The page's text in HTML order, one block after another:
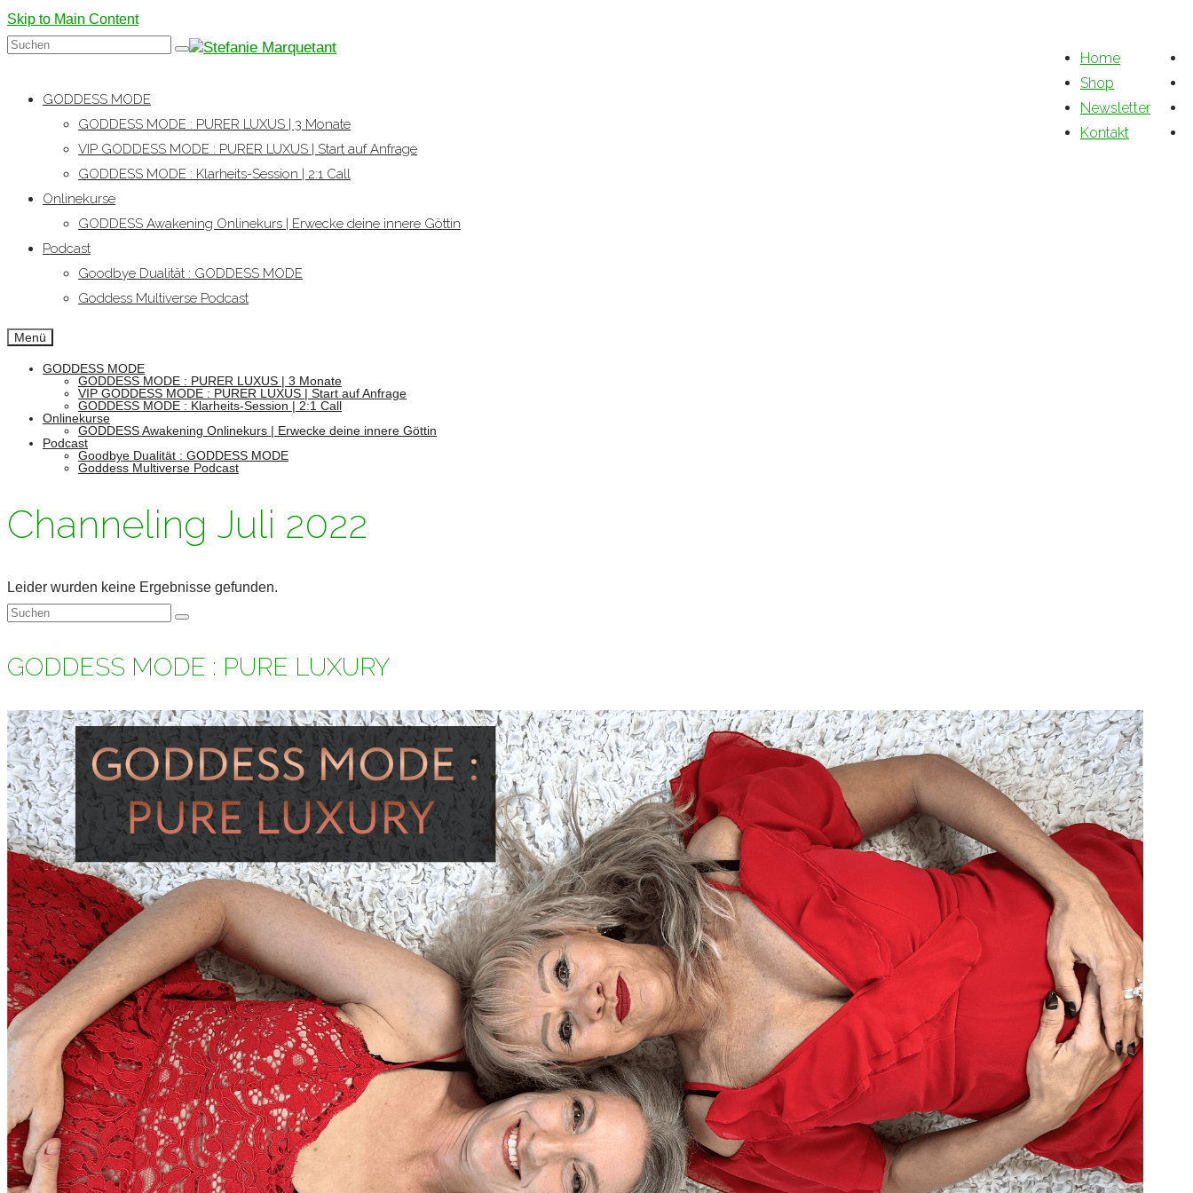
Skip to Main Content
Home
Shop
Newsletter
Kontakt
Suchen
GODDESS MODE
GODDESS MODE : PURER LUXUS | 3 Monate
VIP GODDESS MODE : PURER LUXUS | Start auf Anfrage
GODDESS MODE : Klarheits-Session | 2:1 Call
Onlinekurse
GODDESS Awakening Onlinekurs | Erwecke deine innere Göttin
Podcast
Goodbye Dualität : GODDESS MODE
Goddess Multiverse Podcast
Menü
GODDESS MODE
GODDESS MODE : PURER LUXUS | 3 Monate
VIP GODDESS MODE : PURER LUXUS | Start auf Anfrage
GODDESS MODE : Klarheits-Session | 2:1 Call
Onlinekurse
GODDESS Awakening Onlinekurs | Erwecke deine innere Göttin
Podcast
Goodbye Dualität : GODDESS MODE
Goddess Multiverse Podcast
Channeling Juli 2022
Leider wurden keine Ergebnisse gefunden.
Suchen
GODDESS MODE : PURE LUXURY